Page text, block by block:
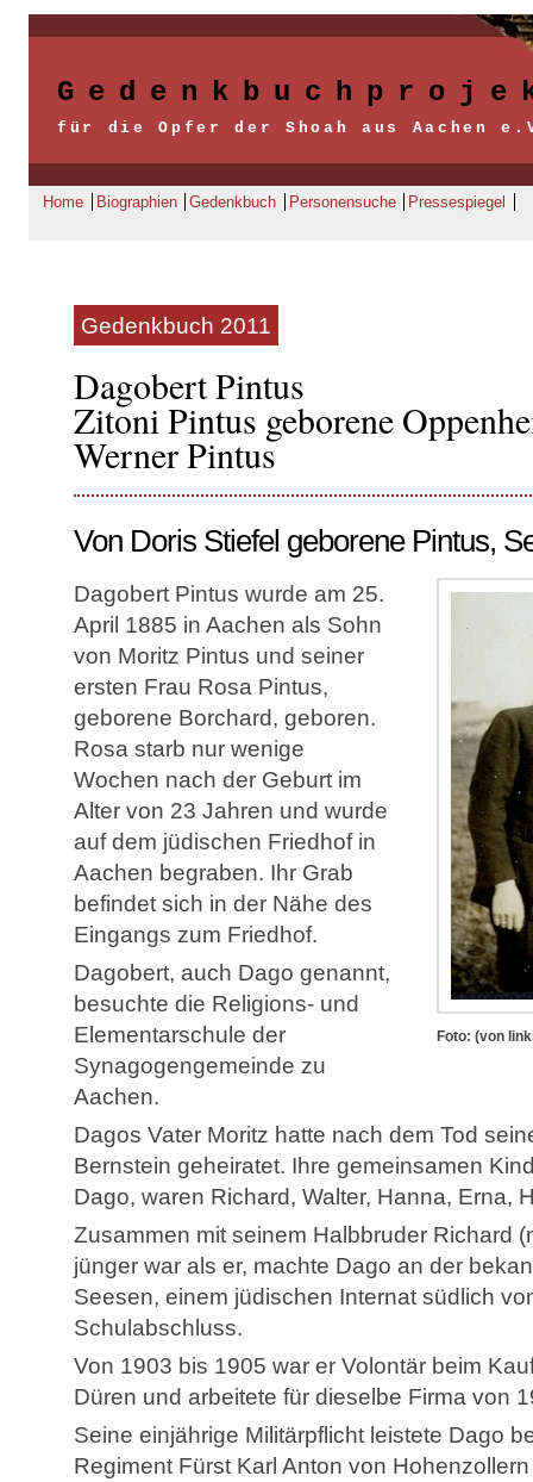
für die Opfer der Shoah aus Aachen
Home Biographien Gedenkbuch Personensuche Pressespiegel
Gedenkbuch 2011
Dagobert Pintus
Zitoni Pintus geborene
Werner Pintus
Von Doris Stiefel geborene Pintus,
Foto: (von
Dagobert Pintus wurde am 25.
April 1885 in Aachen als Sohn
von Moritz Pintus und seiner
ersten Frau Rosa Pintus,
geborene Borchard, geboren.
Rosa starb nur wenige
Wochen nach der Geburt im
Alter von 23 Jahren und wurde
auf dem jüdischen Friedhof in
Aachen begraben. Ihr Grab
befindet sich in der Nähe des
Eingangs zum Friedhof.
Dagobert, auch Dago genannt,
besuchte die Religions- und
Elementarschule der
Synagogengemeinde zu
Aachen.
Dagos Vater Moritz hatte nach dem Tod
Bernstein geheiratet. Ihre gemeinsamen
Dago, waren Richard, Walter, Hanna, Erna,
Zusammen mit seinem Halbbruder Richard
jünger war als er, machte Dago an der
Seesen, einem jüdischen Internat südlich
Schulabschluss.
Von 1903 bis 1905 war er Volontär beim
Düren und arbeitete für dieselbe Firma von
Seine einjährige Militärpflicht leistete Dago
Regiment Fürst Karl Anton von